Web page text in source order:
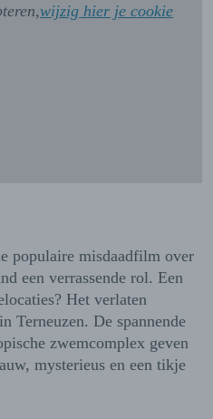
populaire misdaadfilm over
een verrassende rol. Een
Het verlaten
Terneuzen. De spannende
zwemcomplex geven
mysterieus en een tikje
wijzig hier je cookie